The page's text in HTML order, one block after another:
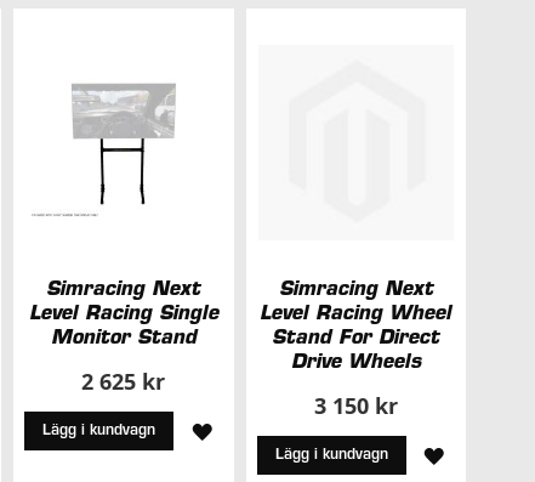
Simracing Next
Level Racing Single
Monitor Stand
2 625 kr
Lägg i kundvagn
LÄGG
Simracing Next
Level Racing Wheel
Stand For Direct
Drive Wheels
3 150 kr
Lägg i kundvagn
LÄGG